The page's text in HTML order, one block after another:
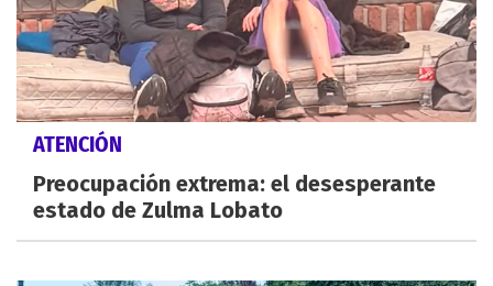
ATENCIÓN
Preocupación extrema: el desesperante
estado de Zulma Lobato